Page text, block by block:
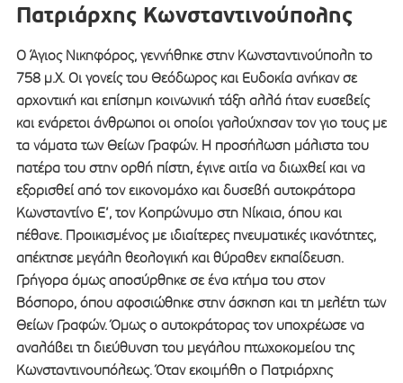
Πατριάρχης Κωνσταντινούπολης
Ο Άγιος Νικηφόρος, γεννήθηκε στην Κωνσταντινούπολη το
758 μ.Χ. Οι γονείς του Θεόδωρος και Ευδοκία ανήκαν σε
αρχοντική και επίσημη κοινωνική τάξη αλλά ήταν ευσεβείς
και ενάρετοι άνθρωποι οι οποίοι γαλούχησαν τον γιο τους με
τα νάματα των Θείων Γραφών. Η προσήλωση μάλιστα του
πατέρα του στην ορθή πίστη, έγινε αιτία να διωχθεί και να
εξορισθεί από τον εικονομάχο και δυσεβή αυτοκράτορα
Κωνσταντίνο Ε’, τον Κοπρώνυμο στη Νίκαια, όπου και
πέθανε. Προικισμένος με ιδιαίτερες πνευματικές ικανότητες,
απέκτησε μεγάλη θεολογική και θύραθεν εκπαίδευση.
Γρήγορα όμως αποσύρθηκε σε ένα κτήμα του στον
Βόσπορο, όπου αφοσιώθηκε στην άσκηση και τη μελέτη των
Θείων Γραφών. Όμως ο αυτοκράτορας τον υποχρέωσε να
αναλάβει τη διεύθυνση του μεγάλου πτωχοκομείου της
Κωνσταντινουπόλεως. Όταν εκοιμήθη ο Πατριάρχης